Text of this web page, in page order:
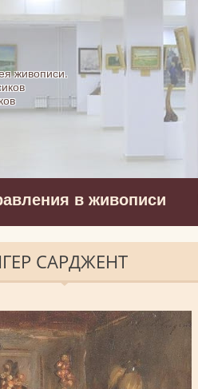
галерея
живописи.
в живописи
САРДЖЕНТ